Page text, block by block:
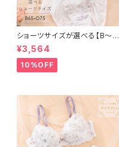
ショーツサイズが選べる【B〜D】
セレナーデ ブラ＆ショーツ
¥3,564
10%OFF